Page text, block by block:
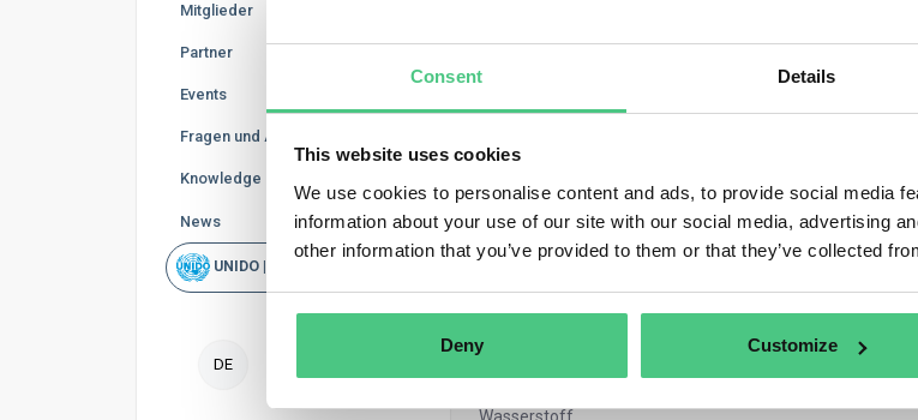
Consent Details
This website uses cookies
We use cookies to personalise content and ads, to provide social media
information about your use of our site with our social media, advertising
other information that you’ve provided to them or that they’ve collected
Deny Customize
CBAM Emissionswerte
Was ist CBAM?
Der Mechanismus zur Anpassung der
-Pakets der Europäischen Union und zielt darauf ab,
zu bekämpfen, indem Unternehmen verpflichtet
Emissionen zu erwerben, die bei der Produktion
Welche Unternehmen sind von CBAM
CBAM betrifft Schlüsselsektoren der europäischen
Wasserstoff.
Mitglieder
Partner
Events
Fragen und Antworten
Knowledge Base
News
UNIDO | Schnellsuche
DE